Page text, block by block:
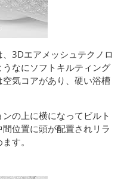
3Dエアメッシュテクノロ
なにソフトキルティング
気コアがあり、硬い浴槽
の上に横になってビルト
位置に頭が配置されリラ
す。